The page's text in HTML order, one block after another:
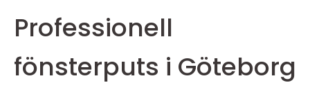
Professionell
fönsterputs i Göteborg